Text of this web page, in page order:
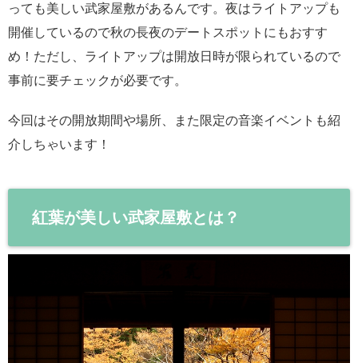
っても美しい武家屋敷があるんです。夜はライトアップも
開催しているので秋の長夜のデートスポットにもおすす
め！ただし、ライトアップは開放日時が限られているので
事前に要チェックが必要です。
今回はその開放期間や場所、また限定の音楽イベントも紹
介しちゃいます！
紅葉が美しい武家屋敷とは？